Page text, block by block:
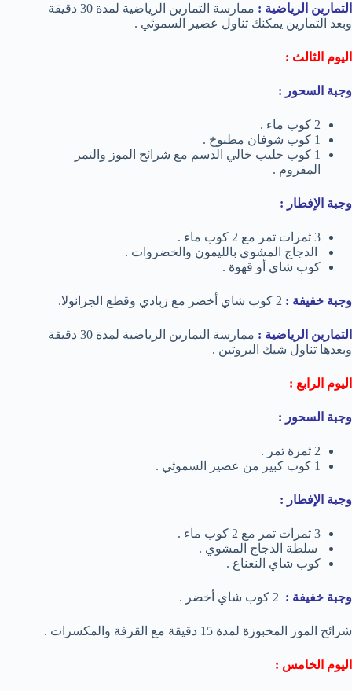
التمارين الرياضية :
ممارسة التمارين الرياضية لمدة 30 دقيقة
وبعد التمارين يمكنك تناول عصير السموثي .
اليوم الثالث :
وجبة السحور :
2 كوب ماء .
1 كوب شوفان مطبوخ .
1 كوب حليب خالي الدسم مع شرائح الموز والتمر
المفروم .
وجبة الإفطار :
3 ثمرات تمر مع 2 كوب ماء .
الدجاج المشوي بالليمون والخضروات .
كوب شاي أو قهوة .
وجبة خفيفة :
التمارين الرياضية :
ممارسة التمارين الرياضية لمدة 30 دقيقة
وبعدها تناول شيك البروتين .
اليوم الرابع :
وجبة السحور :
2 ثمرة تمر .
1 كوب كبير من عصير السموثي .
وجبة الإفطار :
3 ثمرات تمر مع 2 كوب ماء .
سلطة الدجاج المشوي .
كوب شاي النعناع .
وجبة خفيفة :
شرائح الموز المخبوزة لمدة 15 دقيقة مع القرفة والمكسرات .
اليوم الخامس :